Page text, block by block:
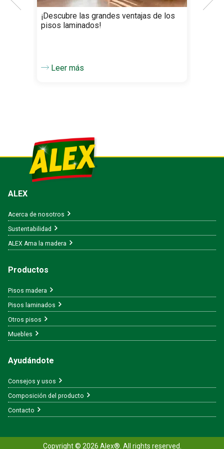
¡Descubre las grandes ventajas de los
pisos laminados!
Leer más
ALEX
Acerca de nosotros
Sustentabilidad
ALEX Ama la madera
Productos
Pisos madera
Pisos laminados
Otros pisos
Muebles
Ayudándote
Consejos y usos
Composición del producto
Contacto
Copyright © 2026 Alex®. All rights reserved.